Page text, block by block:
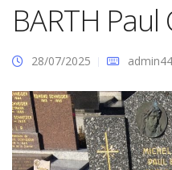
BARTH Paul
28/07/2025